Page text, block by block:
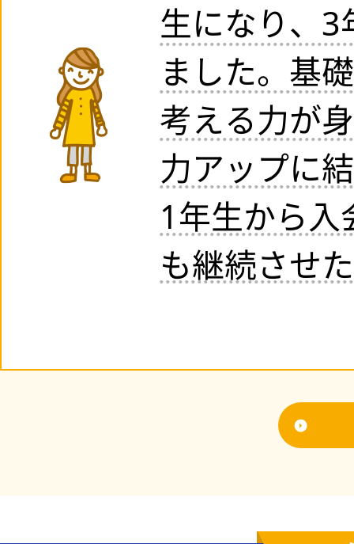
生になり、3
ました。基
考える力が
力アップに
1年生から
も継続させ